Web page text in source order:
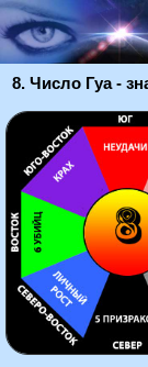
8. Число Гуа -